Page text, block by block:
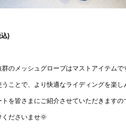
)
のメッシュグローブはマストアイテムで
ことで、より快適なライディングを楽し
を皆さまにご紹介させていただきますの
くださいませ🌞